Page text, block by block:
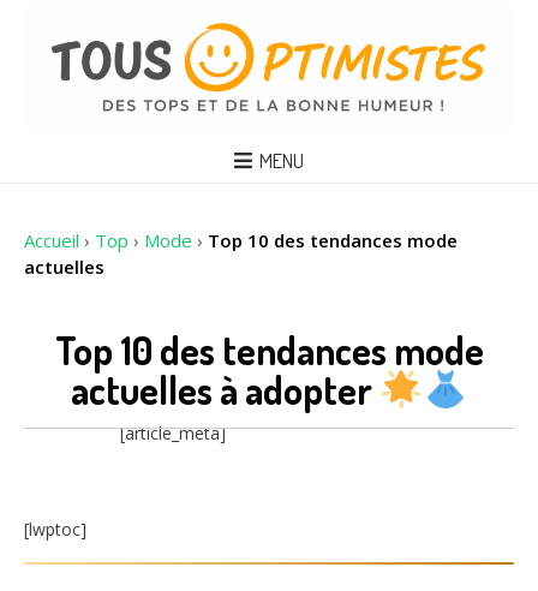
MENU
Accueil › Top › Mode › Top 10 des tendances mode
actuelles
Top 10 des tendances mode
actuelles à adopter
[article_meta]
[lwptoc]